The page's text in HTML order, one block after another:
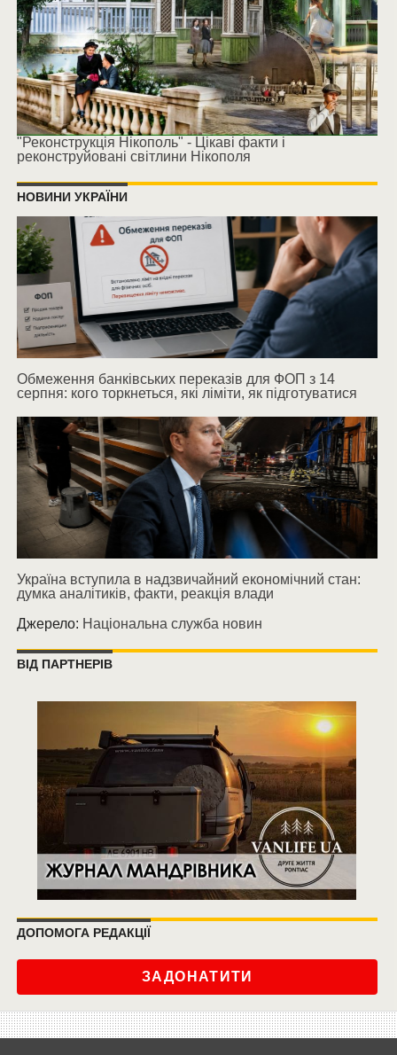
"Реконструкція Нікополь" - Цікаві факти і
реконструйовані світлини Нікополя
НОВИНИ УКРАЇНИ
Обмеження банківських переказів для ФОП з 14
серпня: кого торкнеться, які ліміти, як підготуватися
Україна вступила в надзвичайний економічний стан:
думка аналітиків, факти, реакція влади
Джерело: Національна служба новин
ВІД ПАРТНЕРІВ
ДОПОМОГА РЕДАКЦІЇ
ЗАДОНАТИТИ